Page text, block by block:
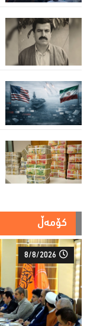
کۆمەڵ
8/8/2026